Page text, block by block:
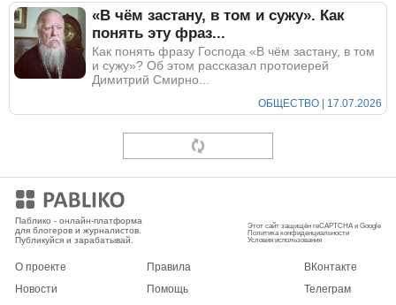
«В чём застану, в том и сужу». Как
понять эту фраз...
Как понять фразу Господа «В чём застану, в том
и сужу»? Об этом рассказал протоиерей
Димитрий Смирно...
ОБЩЕСТВО | 17.07.2026
Как правильно исповедоваться?
Объясняет священник
«После исповеди у разных батюшек испытываю
разные чувства — радость, лёгкость или
пустоту, как будто...
ОБЩЕСТВО | 16.07.2026
Можно ли православному
христианину верить в примет...